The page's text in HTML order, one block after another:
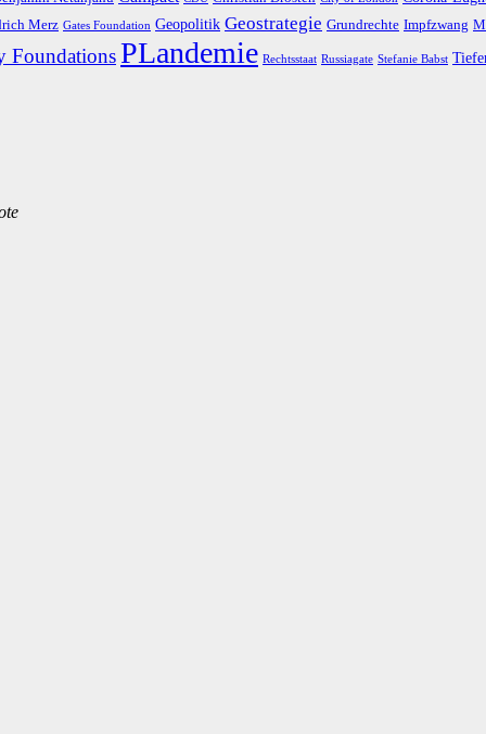
Merz Gates Foundation Geopolitik Geostrategie Grundrechte Impfzwang
FoundationsPLandemie Rechtsstaat Russiagate Stefanie Babst